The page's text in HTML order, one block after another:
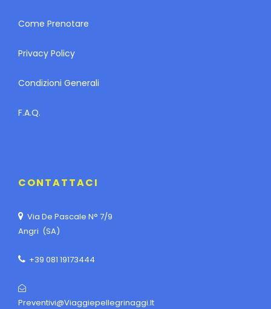
Come Prenotare
Privacy Policy
Condizioni Generali
F.A.Q.
CONTATTACI
Via De Pascale N° 7/9
Angri (SA)
+39 081 19173444
Preventivi@viaggiepellegrinaggi.it